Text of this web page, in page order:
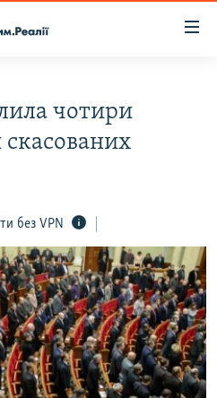
чотири
скасованих
без VPN